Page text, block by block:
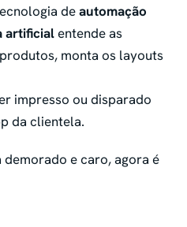
deautomação
artificialentende as
monta os layouts
impresso ou disparado
da clientela.
demorado e caro, agora é